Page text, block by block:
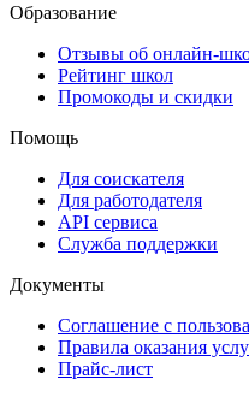
Образование
Отзывы об онлайн-
Рейтинг школ
Промокоды и скидки
Помощь
Для соискателя
Для работодателя
API сервиса
Служба поддержки
Документы
Соглашение с
Правила оказания
Прайс-лист